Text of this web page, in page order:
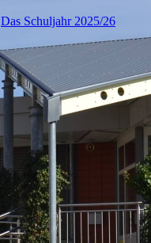
Das Schuljahr 2025/26